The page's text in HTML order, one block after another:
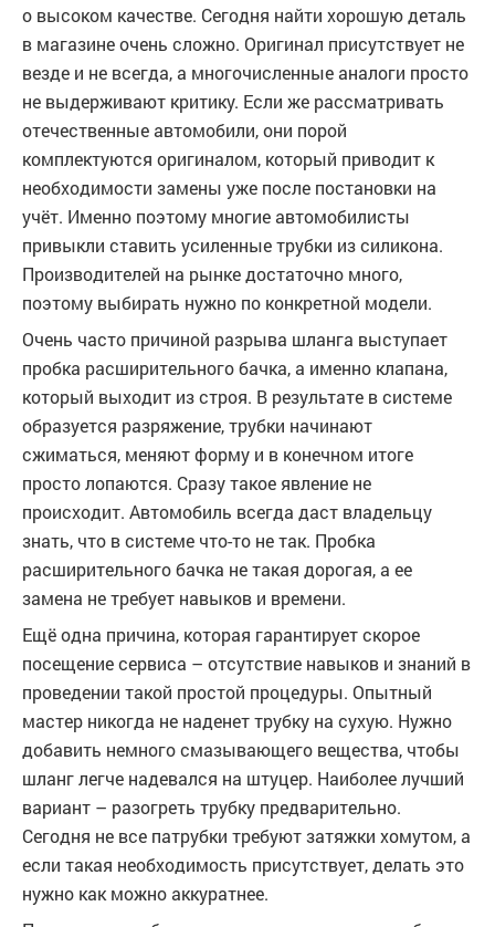
о высоком качестве. Сегодня найти хорошую деталь
в магазине очень сложно. Оригинал присутствует не
везде и не всегда, а многочисленные аналоги просто
не выдерживают критику. Если же рассматривать
отечественные автомобили, они порой
комплектуются оригиналом, который приводит к
необходимости замены уже после постановки на
учёт. Именно поэтому многие автомобилисты
привыкли ставить усиленные трубки из силикона.
Производителей на рынке достаточно много,
поэтому выбирать нужно по конкретной модели.
Очень часто причиной разрыва шланга выступает
пробка расширительного бачка, а именно клапана,
который выходит из строя. В результате в системе
образуется разряжение, трубки начинают
сжиматься, меняют форму и в конечном итоге
просто лопаются. Сразу такое явление не
происходит. Автомобиль всегда даст владельцу
знать, что в системе что-то не так. Пробка
расширительного бачка не такая дорогая, а ее
замена не требует навыков и времени.
Ещё одна причина, которая гарантирует скорое
посещение сервиса – отсутствие навыков и знаний в
проведении такой простой процедуры. Опытный
мастер никогда не наденет трубку на сухую. Нужно
добавить немного смазывающего вещества, чтобы
шланг легче надевался на штуцер. Наиболее лучший
вариант – разогреть трубку предварительно.
Сегодня не все патрубки требуют затяжки хомутом, а
если такая необходимость присутствует, делать это
нужно как можно аккуратнее.